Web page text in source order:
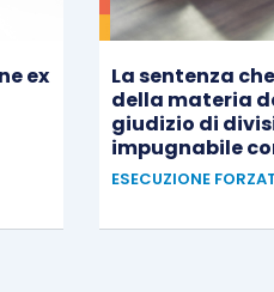
ex
La sentenza
della materia
giudizio di
impugnabile
ESECUZIONE